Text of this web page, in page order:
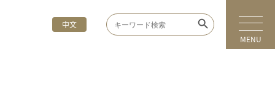
中文 Search
for:
Search Button
MENU